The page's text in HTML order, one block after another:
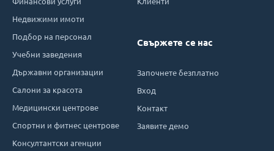
Недвижими имоти
Подбор на персонал
Учебни заведения
Държавни организации
Салони за красота
Медицински центрове
Спортни и фитнес центрове
Консултантски агенции
Свържете се нас
Започнете безплатно
Вход
Контакт
Заявите демо